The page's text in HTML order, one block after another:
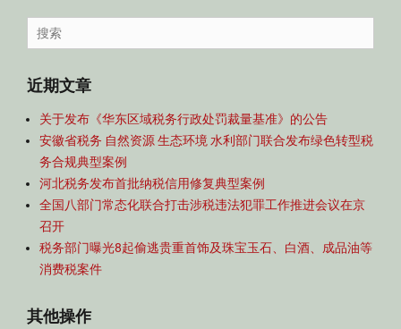
导
航
Search
for:
近期文章
关于发布《华东区域税务行政处罚裁量基准》的公告
安徽省税务 自然资源 生态环境 水利部门联合发布绿色转型税
务合规典型案例
河北税务发布首批纳税信用修复典型案例
全国八部门常态化联合打击涉税违法犯罪工作推进会议在京
召开
税务部门曝光8起偷逃贵重首饰及珠宝玉石、白酒、成品油等
消费税案件
其他操作